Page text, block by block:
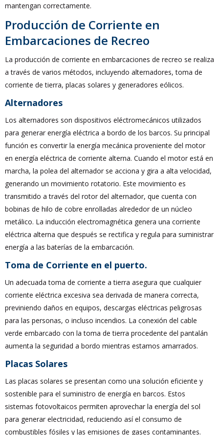
mantengan correctamente.
Producción de Corriente en
Embarcaciones de Recreo
La producción de corriente en embarcaciones de recreo se realiza
a través de varios métodos, incluyendo alternadores, toma de
corriente de tierra, placas solares y generadores eólicos.
Alternadores
Los alternadores son dispositivos eléctromecánicos utilizados
para generar energía eléctrica a bordo de los barcos. Su principal
función es convertir la energía mecánica proveniente del motor
en energía eléctrica de corriente alterna. Cuando el motor está en
marcha, la polea del alternador se acciona y gira a alta velocidad,
generando un movimiento rotatorio. Este movimiento es
transmitido a través del rotor del alternador, que cuenta con
bobinas de hilo de cobre enrolladas alrededor de un núcleo
metálico. La inducción electromagnética genera una corriente
eléctrica alterna que después se rectifica y regula para suministrar
energía a las baterías de la embarcación.
Toma de Corriente en el puerto.
Un adecuada toma de corriente a tierra asegura que cualquier
corriente eléctrica excesiva sea derivada de manera correcta,
previniendo daños en equipos, descargas eléctricas peligrosas
para las personas, o incluso incendios. La conexión del cable
verde embarcado con la toma de tierra procedente del pantalán
aumenta la seguridad a bordo mientras estamos amarrados.
Placas Solares
Las placas solares se presentan como una solución eficiente y
sostenible para el suministro de energía en barcos. Estos
sistemas fotovoltaicos permiten aprovechar la energía del sol
para generar electricidad, reduciendo así el consumo de
combustibles fósiles y las emisiones de gases contaminantes.